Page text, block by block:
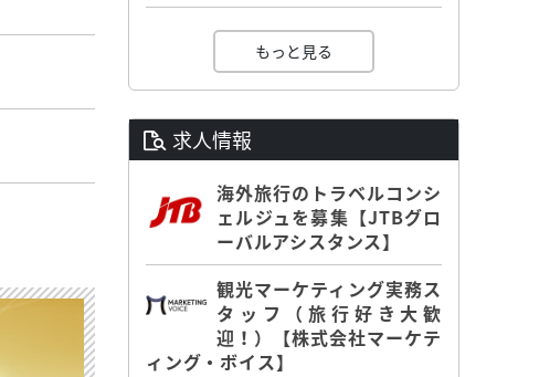
もっと見る
求人情報
海外旅行のトラベルコンシ
ェルジュを募集【JTBグロ
ーバルアシスタンス】
観光マーケティング実務ス
タッフ（旅行好き大歓
迎！）【株式会社マーケテ
ィング・ボイス】